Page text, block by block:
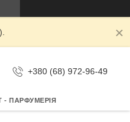
+380 (68) 972-96-49
- ПАРФУМЕРІЯ